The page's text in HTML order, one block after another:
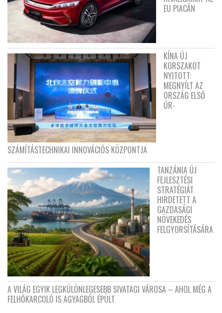
EU PIACÁN
KÍNA ÚJ
KORSZAKOT
NYITOTT:
MEGNYÍLT AZ
ORSZÁG ELSŐ
ŰR-
SZÁMÍTÁSTECHNIKAI INNOVÁCIÓS KÖZPONTJA
TANZÁNIA ÚJ
FEJLESZTÉSI
STRATÉGIÁT
HIRDETETT A
GAZDASÁGI
NÖVEKEDÉS
FELGYORSÍTÁSÁRA
A VILÁG EGYIK LEGKÜLÖNLEGESEBB SIVATAGI VÁROSA – AHOL MÉG A
FELHŐKARCOLÓ IS AGYAGBÓL ÉPÜLT